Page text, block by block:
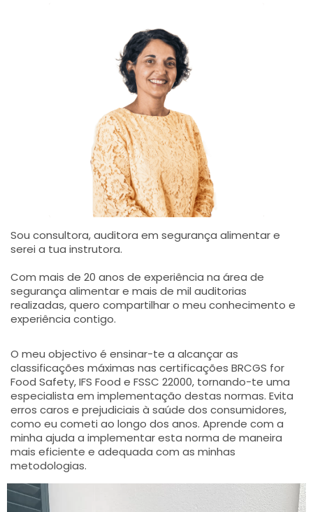
Sou consultora, auditora em segurança alimentar e
serei a tua instrutora.
Com mais de 20 anos de experiência na área de
segurança alimentar e mais de mil auditorias
realizadas, quero compartilhar o meu conhecimento e
experiência contigo.
O meu objectivo é ensinar-te a alcançar as
classificações máximas nas certificações BRCGS for
Food Safety, IFS Food e FSSC 22000, tornando-te uma
especialista em implementação destas normas. Evita
erros caros e prejudiciais à saúde dos consumidores,
como eu cometi ao longo dos anos. Aprende com a
minha ajuda a implementar esta norma de maneira
mais eficiente e adequada com as minhas
metodologias.